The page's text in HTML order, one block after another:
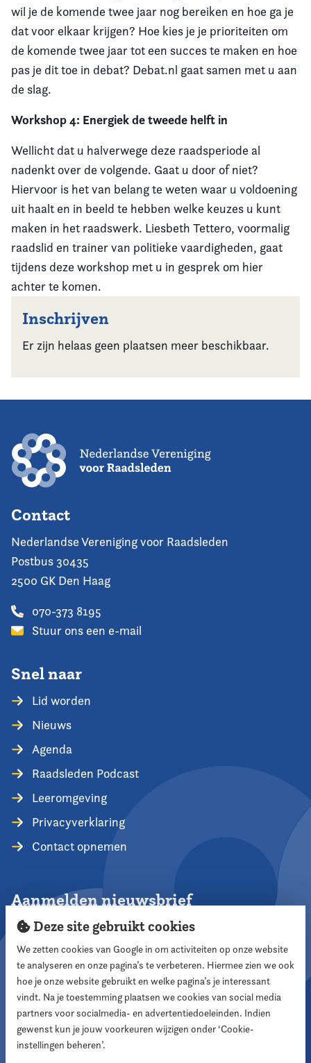
wil je de komende twee jaar nog bereiken en hoe ga je
dat voor elkaar krijgen? Hoe kies je je prioriteiten om
de komende twee jaar tot een succes te maken en hoe
pas je dit toe in debat? Debat.nl gaat samen met u aan
de slag.
Workshop 4: Energiek de tweede helft in
Wellicht dat u halverwege deze raadsperiode al
nadenkt over de volgende. Gaat u door of niet?
Hiervoor is het van belang te weten waar u voldoening
uit haalt en in beeld te hebben welke keuzes u kunt
maken in het raadswerk. Liesbeth Tettero, voormalig
raadslid en trainer van politieke vaardigheden, gaat
tijdens deze workshop met u in gesprek om hier
achter te komen.
Inschrijven
Er zijn helaas geen plaatsen meer beschikbaar.
Contact
Nederlandse Vereniging voor Raadsleden
Postbus 30435
2500 GK Den Haag
070-373 8195
Stuur ons een e-mail
Snel naar
Lid worden
Nieuws
Agenda
Raadsleden Podcast
Leeromgeving
Privacyverklaring
Contact opnemen
Aanmelden nieuwsbrief
Aanmelden
Volg ons
Deze site gebruikt cookies
We zetten cookies van Google in om activiteiten op onze website
te analyseren en onze pagina’s te verbeteren. Hiermee zien we ook
hoe je onze website gebruikt en welke pagina’s je interessant
vindt. Na je toestemming plaatsen we cookies van social media
partners voor socialmedia- en advertentiedoeleinden. Indien
gewenst kun je jouw voorkeuren wijzigen onder ‘Cookie-
instellingen beheren’.